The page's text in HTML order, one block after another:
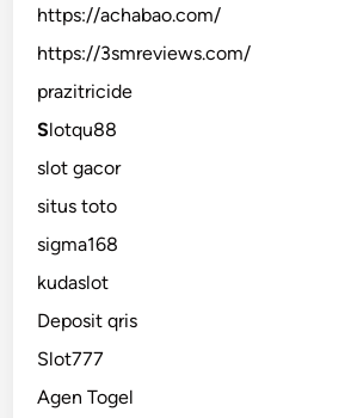
https://achabao.com/
https://3smreviews.com/
prazitricide
Slotqu88
slot gacor
situs toto
sigma168
kudaslot
Deposit qris
Slot777
Agen Togel